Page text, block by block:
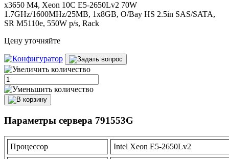
x3650 M4, Xeon 10C E5-2650Lv2 70W
1.7GHz/1600MHz/25MB, 1x8GB, O/Bay HS 2.5in SAS/SATA,
SR M5110e, 550W p/s, Rack
Цену уточняйте
Параметры сервера 791553G
Процессор Intel Xeon E5-2650Lv2